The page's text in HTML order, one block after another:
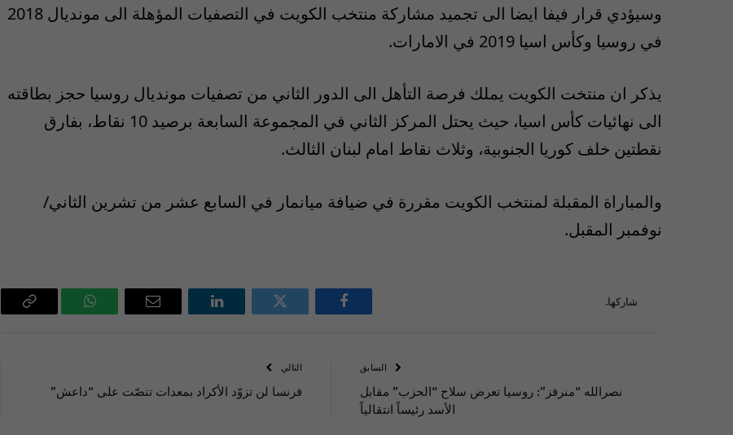
وسيؤدي قرار فيفا ايضا الى تجميد مشاركة منتخب الكويت في التصفيات المؤهلة الى مونديال 2018
في روسيا وكأس اسيا 2019 في الامارات.
يذكر ان منتخت الكويت يملك فرصة التأهل الى الدور الثاني من تصفيات مونديال روسيا حجز بطاقته
الى نهائيات كأس اسيا، حيث يحتل المركز الثاني في المجموعة السابعة برصيد 10 نقاط، بفارق
نقطتين خلف كوريا الجنوبية، وثلاث نقاط امام لبنان الثالث.
والمباراة المقبلة لمنتخب الكويت مقررة في ضيافة ميانمار في السابع عشر من تشرين الثاني/
نوفمبر المقبل.
شاركها.
فيسبوك تويتر لينكدإن
البريد
واتساب
Copy
السابق
نصرالله “منرفز”: روسيا تعرض سلاح “الحزب” مقابل
الأسد رئيساً انتقالياً
التالي
فرنسا لن تزوّد الأكراد بمعدات تنصّت على “داعش”